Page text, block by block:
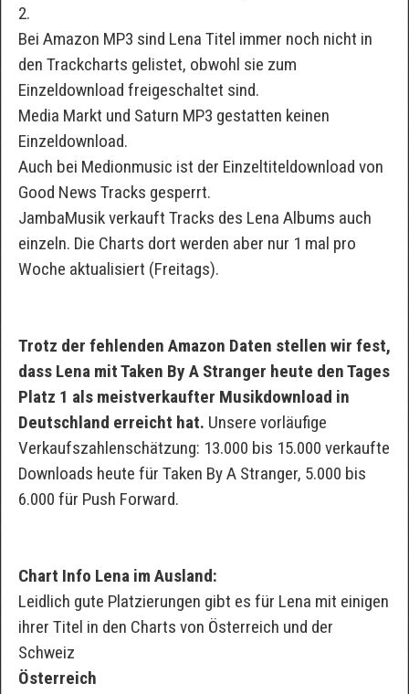
2.
Bei Amazon MP3 sind Lena Titel immer noch nicht in
den Trackcharts gelistet, obwohl sie zum
Einzeldownload freigeschaltet sind.
Media Markt und Saturn MP3 gestatten keinen
Einzeldownload.
Auch bei Medionmusic ist der Einzeltiteldownload von
Good News Tracks gesperrt.
JambaMusik verkauft Tracks des Lena Albums auch
einzeln. Die Charts dort werden aber nur 1 mal pro
Woche aktualisiert (Freitags).
Trotz der fehlenden Amazon Daten stellen wir fest,
dass Lena mit Taken By A Stranger heute den Tages
Platz 1 als meistverkaufter Musikdownload in
Deutschland erreicht hat. Unsere vorläufige
Verkaufszahlenschätzung: 13.000 bis 15.000 verkaufte
Downloads heute für Taken By A Stranger, 5.000 bis
6.000 für Push Forward.
Chart Info Lena im Ausland:
Leidlich gute Platzierungen gibt es für Lena mit einigen
ihrer Titel in den Charts von Österreich und der
Schweiz
Österreich